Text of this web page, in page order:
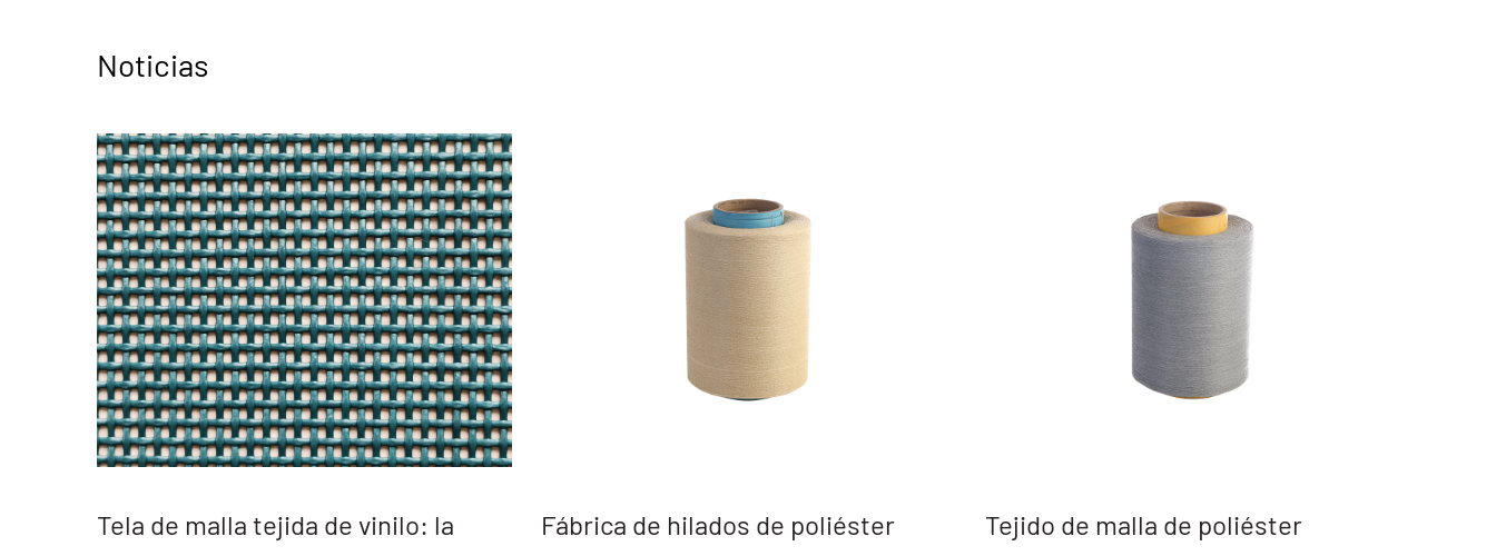
Noticias
Fábrica de hilados de poliéster Tejido de malla de poliéster Fábrica de telas de malla con